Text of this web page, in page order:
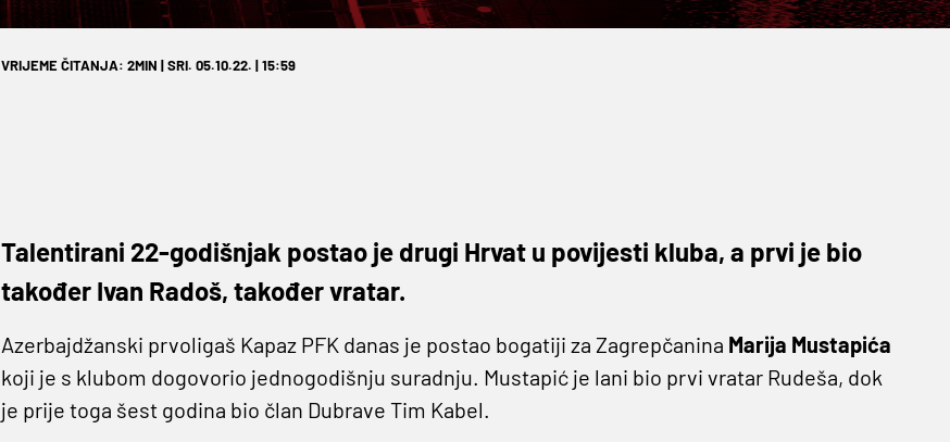
VRIJEME ČITANJA: 2MIN | SRI. 05.10.22. | 15:59
Talentirani 22-godišnjak postao je drugi Hrvat u povijesti kluba, a prvi je bio
također Ivan Radoš, također vratar.
Azerbajdžanski prvoligaš Kapaz PFK danas je postao bogatiji za Zagrepčanina Marija Mustapića
koji je s klubom dogovorio jednogodišnju suradnju. Mustapić je lani bio prvi vratar Rudeša, dok
je prije toga šest godina bio član Dubrave Tim Kabel.